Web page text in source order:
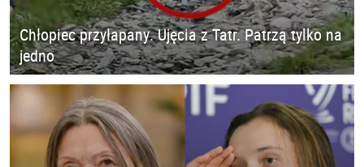
Chłopiec przyłapany. Ujęcia z Tatr. Patrzą tylko na
jedno